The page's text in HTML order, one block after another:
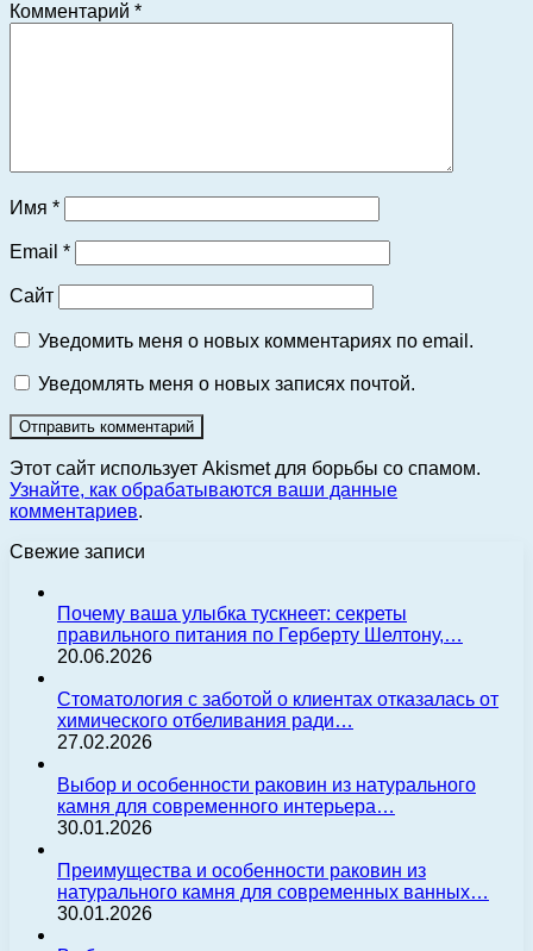
Комментарий *
Имя *
Email *
Сайт
Уведомить меня о новых комментариях по email.
Уведомлять меня о новых записях почтой.
Этот сайт использует Akismet для борьбы со спамом.
Узнайте, как обрабатываются ваши данные
комментариев.
Свежие записи
Почему ваша улыбка тускнеет: секреты
правильного питания по Герберту Шелтону,…
20.06.2026
Стоматология с заботой о клиентах отказалась от
химического отбеливания ради…
27.02.2026
Выбор и особенности раковин из натурального
камня для современного интерьера…
30.01.2026
Преимущества и особенности раковин из
натурального камня для современных ванных…
30.01.2026